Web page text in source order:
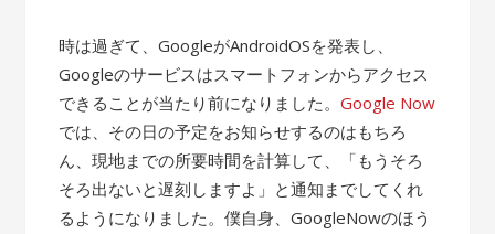
時は過ぎて、GoogleがAndroidOSを発表し、
Googleのサービスはスマートフォンからアクセス
できることが当たり前になりました。Google Now
では、その日の予定をお知らせするのはもちろ
ん、現地までの所要時間を計算して、「もうそろ
そろ出ないと遅刻しますよ」と通知までしてくれ
るようになりました。僕自身、GoogleNowのほう